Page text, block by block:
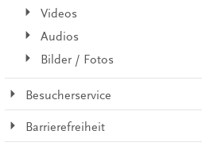
Videos
Audios
Bilder / Fotos
Besucherservice
Barrierefreiheit